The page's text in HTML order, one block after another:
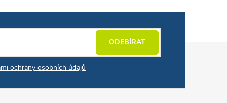
ochrany osobních údajů
ODEBÍRAT